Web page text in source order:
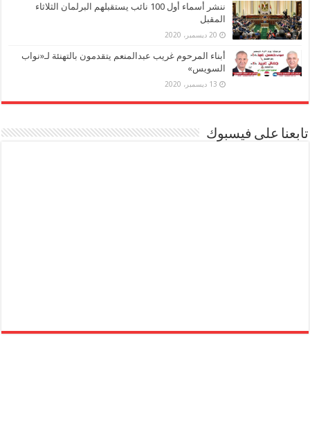
ننشر أسماء أول 100 نائب يستقبلهم البرلمان الثلاثاء
المقبل
20 ديسمبر، 2020
أبناء المرحوم غريب عبدالمنعم يتقدمون بالتهنئة لـ«نواب
السويس»
13 ديسمبر، 2020
تابعنا على فيسبوك